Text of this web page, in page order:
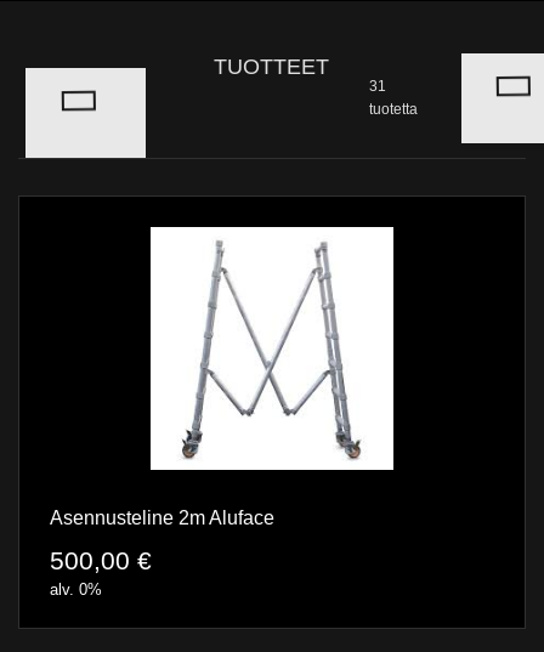
TUOTTEET
31
tuotetta
Asennusteline 2m Aluface
500,00 €
alv. 0%